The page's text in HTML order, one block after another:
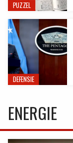
PUZZEL
DEFENSIE
ENERGIE